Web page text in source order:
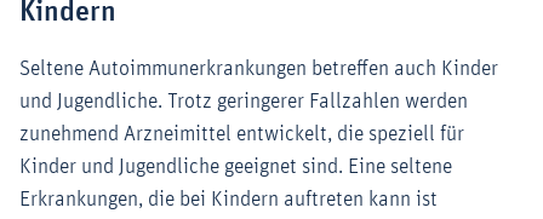
Kindern
Seltene Autoimmunerkrankungen betreffen auch Kinder
und Jugendliche. Trotz geringerer Fallzahlen werden
zunehmend Arzneimittel entwickelt, die speziell für
Kinder und Jugendliche geeignet sind. Eine seltene
Erkrankungen, die bei Kindern auftreten kann ist